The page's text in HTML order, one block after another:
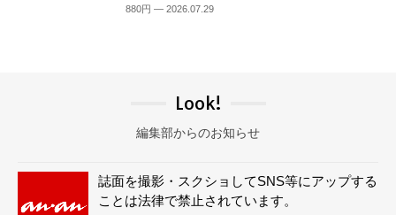
880円 — 2026.07.29
Look!
編集部からのお知らせ
誌面を撮影・スクショしてSNS等にアップする
ことは法律で禁止されています。